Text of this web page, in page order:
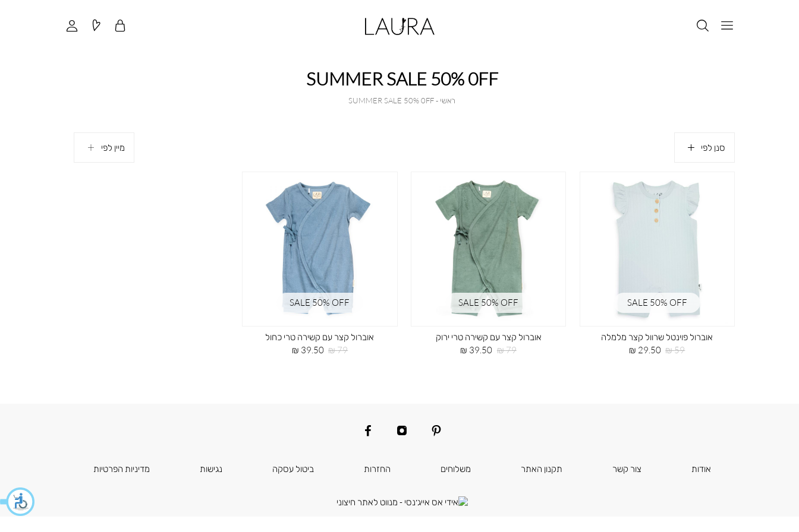
SUMMER SALE 50% 0FF
ראשי ראשי
SUMMER SALE 50% 0FF
סנן לפי
SALE 50% OFF
אוברול פוינטל שרוול קצר מלמלה
מחיר
29.50 ₪ מחיר
59 ₪
SALE 50% OFF
אוברול קצר עם קשירה טרי ירוק
מחיר
39.50 ₪ מחיר
79 ₪
SALE 50% OFF
אוברול קצר עם קשירה טרי כחול
מחיר
39.50 ₪ מחיר
79 ₪
pinterest
instagram
facebook
אודות צור קשר תקנון האתר משלוחים החזרות ביטול עסקה נגישות מדיניות הפרטיות